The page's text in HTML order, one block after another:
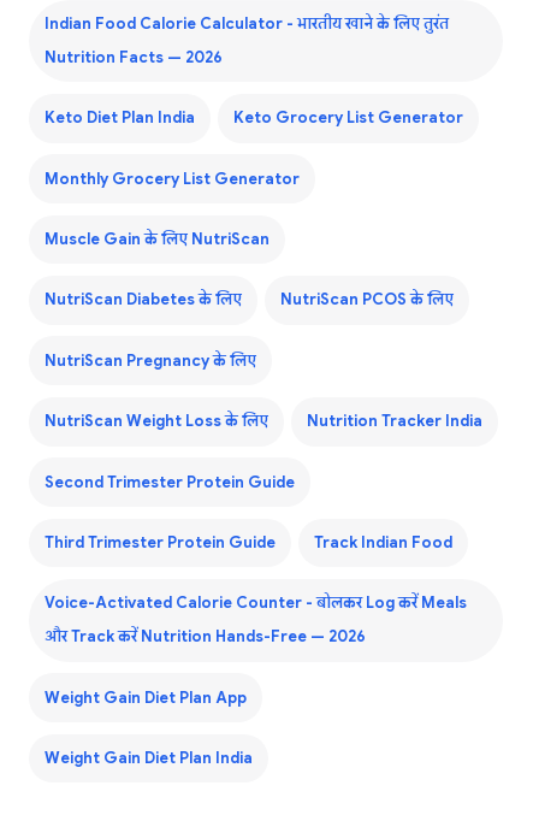
Indian Food Calorie Calculator - भारतीय खाने के लिए तुरंत
Nutrition Facts — 2026
Keto Diet Plan India Keto Grocery List Generator
Monthly Grocery List Generator
Muscle Gain के लिए NutriScan
NutriScan Diabetes के लिए NutriScan PCOS के लिए
NutriScan Pregnancy के लिए
NutriScan Weight Loss के लिए Nutrition Tracker India
Second Trimester Protein Guide
Third Trimester Protein Guide Track Indian Food
Voice-Activated Calorie Counter - बोलकर Log करें Meals
और Track करें Nutrition Hands-Free — 2026
Weight Gain Diet Plan App
Weight Gain Diet Plan India